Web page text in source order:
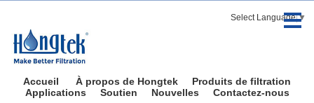
Select Language ▼
Accueil À propos de Hongtek
Produits de filtration
Applications
Soutien Nouvelles Contactez-nous